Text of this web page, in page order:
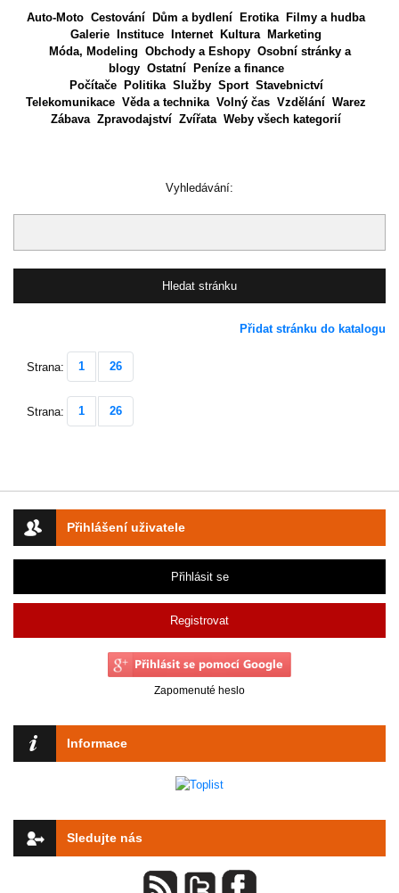
Přihlášení uživatele
Přihlásit se
Registrovat
Zapomenuté heslo
Informace
Sledujte nás
Auto-Moto Cestování Dům a bydlení Erotika
Filmy a hudba
Galerie
Instituce Internet Kultura
Marketing
Móda, Modeling Obchody a Eshopy Osobní stránky a
blogy Ostatní
Peníze a finance
Počítače
Politika Služby Sport Stavebnictví
Telekomunikace Věda a technika Volný čas Vzdělání Warez
Zábava Zpravodajství Zvířata Weby všech kategorií
Vyhledávání:
Přidat stránku do katalogu
Strana: 1 26
Strana: 1 26